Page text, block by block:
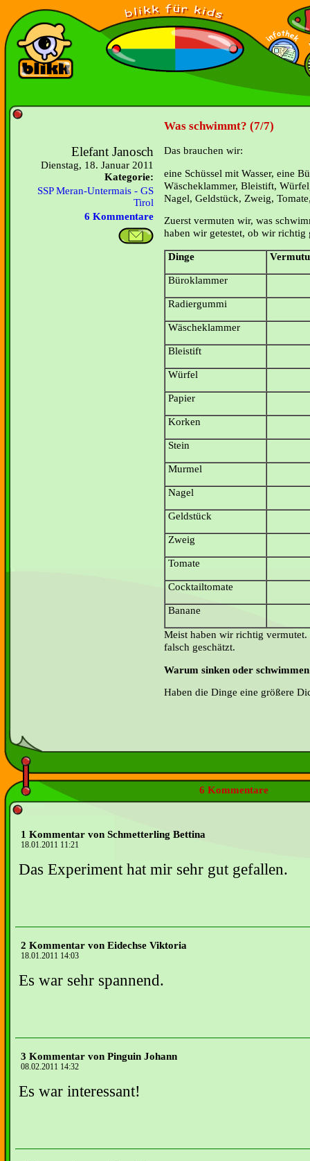
Was schwimmt? (7/7)
Elefant Janosch
Dienstag, 18. Januar 2011
Kategorie:
SSP Meran-Untermais - GS
Tirol
6 Kommentare
Das brauchen wir:
eine Schüssel mit Wasser, eine
Wäscheklammer, Bleistift,
Nagel, Geldstück, Zweig,
Zuerst vermuten wir, was
haben wir getestet, ob wir richtig
Dinge
Büroklammer
Radiergummi
Wäscheklammer
Bleistift
Würfel
Papier
Korken
Stein
Murmel
Nagel
Geldstück
Zweig
Tomate
Cocktailtomate
Banane
Meist haben wir richtig
falsch geschätzt.
Warum sinken oder
Haben die Dinge eine größere
6 Kommentare
1 Kommentar von Schmetterling Bettina
18.01.2011 11:21
Das Experiment hat mir sehr gut gefallen.
2 Kommentar von Eidechse Viktoria
18.01.2011 14:03
Es war sehr spannend.
3 Kommentar von Pinguin Johann
08.02.2011 14:32
Es war interessant!